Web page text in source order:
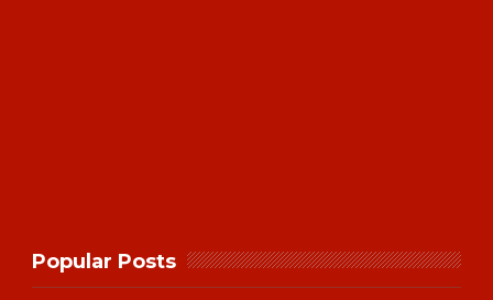
Popular Posts